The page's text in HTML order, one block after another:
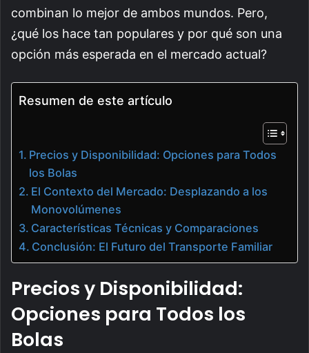
combinan lo mejor de ambos mundos. Pero,
¿qué los hace tan populares y por qué son una
opción más esperada en el mercado actual?
Resumen de este artículo
Precios y Disponibilidad: Opciones para Todos
los Bolas
El Contexto del Mercado: Desplazando a los
Monovolúmenes
Características Técnicas y Comparaciones
Conclusión: El Futuro del Transporte Familiar
Precios y Disponibilidad:
Opciones para Todos los
Bolas